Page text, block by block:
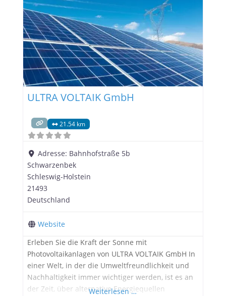
kompetenter Partner, wenn es um die Planung,
Installation und Wartung von Photovoltaikanlagen
geht. In diesem
ULTRA VOLTAIK GmbH
21.54 km
Adresse: Bahnhofstraße 5b
Schwarzenbek
Schleswig-Holstein
21493
Deutschland
Website
Erleben Sie die Kraft der Sonne mit
Photovoltaikanlagen von ULTRA VOLTAIK GmbH In
einer Welt, in der die Umweltfreundlichkeit und
Nachhaltigkeit immer wichtiger werden, ist es an
der Zeit, über alternative Energiequellen
Weiterlesen …